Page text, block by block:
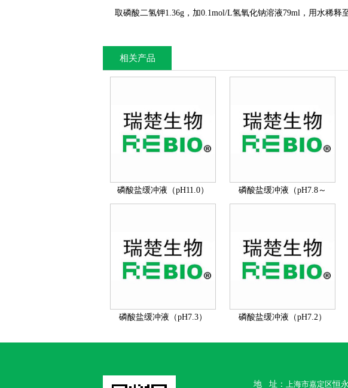
取磷酸二氢钾1.36g，加0.1mol/L氢氧化钠溶液79ml，用水稀释
相关产品
磷酸盐缓冲液（pH11.0）
磷酸盐缓冲液（pH7.8～
8.0）
磷酸盐缓冲液（pH7.3） 磷酸盐缓冲液（pH7.2）
地 址： 上海市嘉定区恒